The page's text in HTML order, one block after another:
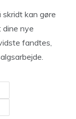
skridt kan gøre
dine nye
fandtes,